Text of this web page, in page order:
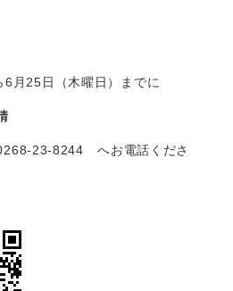
月25日（木曜日）までに
23-8244
へお電話くださ